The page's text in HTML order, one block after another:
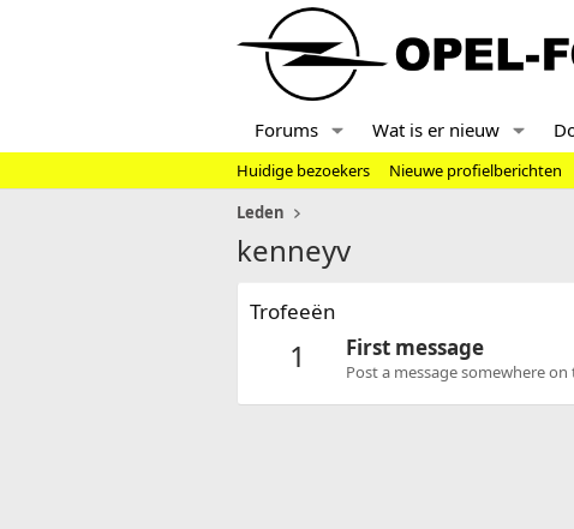
Forums Wat is er nieuw
Huidige bezoekers Nieuwe profielberichten
Leden
kenneyv
Trofeeën
1 First message
Post a message somewhere